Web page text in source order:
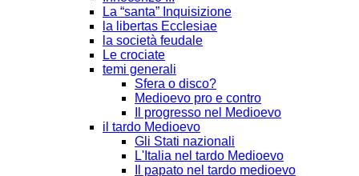
La “santa” Inquisizione
la libertas Ecclesiae
la società feudale
Le crociate
temi generali
Sfera o disco?
Medioevo pro e contro
Il progresso nel Medioevo
il tardo Medioevo
Gli Stati nazionali
L'Italia nel tardo Medioevo
Il papato nel tardo medioevo